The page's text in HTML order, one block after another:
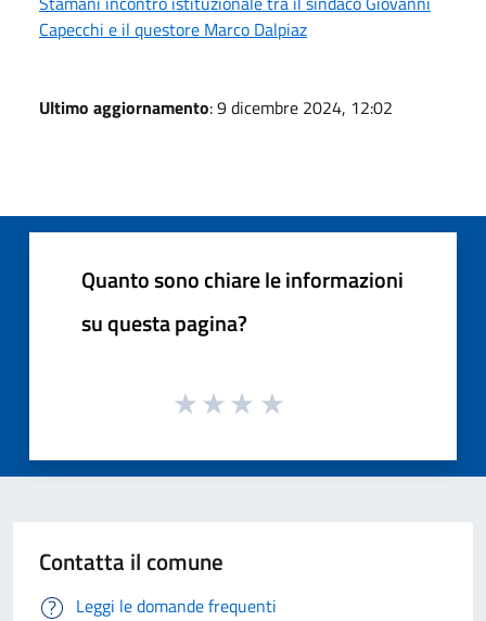
Capecchi e il questore Marco Dalpiaz
Ultimo aggiornamento: 9 dicembre 2024, 12:02
Quanto sono chiare le informazioni
su questa pagina?
Contatta il comune
Leggi le domande frequenti